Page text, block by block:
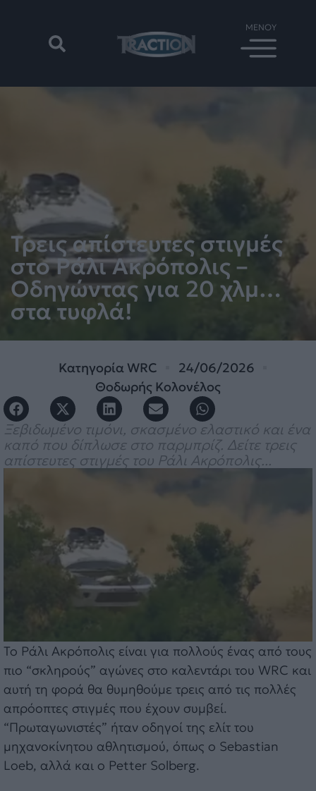
Τρεις απίστευτες στιγμές
στο Ράλι Ακρόπολις –
Οδηγώντας για 20 χλμ…
στα τυφλά!
Κατηγορία WRC
24/06/2026
Θοδωρής Κολονέλος
Ξεβιδωμένο τιμόνι, σκασμένο ελαστικό και ένα
καπό που δίπλωσε στο παρμπρίζ. Δείτε τρεις
απίστευτες στιγμές του Ράλι Ακρόπολις...
Το Ράλι Ακρόπολις είναι για πολλούς ένας από τους
πιο “σκληρούς” αγώνες στο καλεντάρι του WRC και
αυτή τη φορά θα θυμηθούμε τρεις από τις πολλές
απρόοπτες στιγμές που έχουν συμβεί.
“Πρωταγωνιστές” ήταν οδηγοί της ελίτ του
μηχανοκίνητου αθλητισμού, όπως ο Sebastian
Loeb, αλλά και ο Petter Solberg.